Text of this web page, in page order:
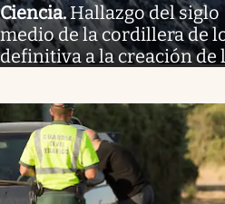
Ciencia.Hallazgo del
medio de la cordillera de
definitiva a la creación de